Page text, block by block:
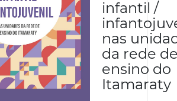
infantil /
nas
da rede
ensino do
Itamaraty